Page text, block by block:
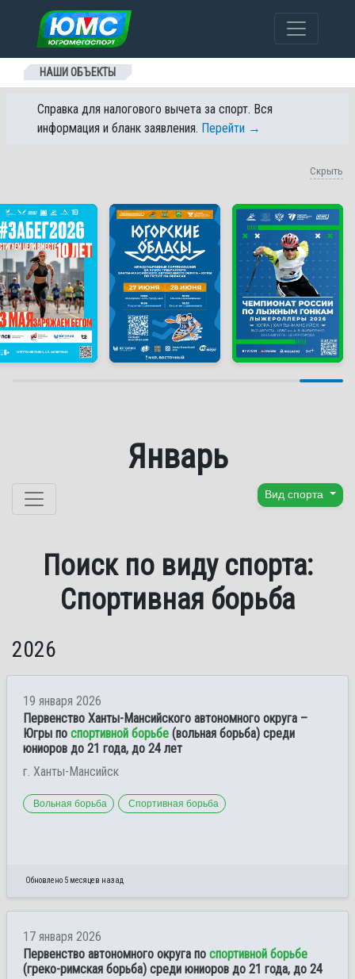
Перейти к содержанию
НАШИ ОБЪЕКТЫ
Справка для налогового вычета за спорт. Вся
информация и бланк заявления. Перейти →
Скрыть
Январь
Перейти к содержанию Вид спорта
Поиск по виду спорта:
Спортивная борьба
2026
19 января 2026
Первенство Ханты-Мансийского автономного округа –
Югры по спортивной борьбе (вольная борьба) среди
юниоров до 21 года, до 24 лет
г. Ханты-Мансийск
Вольная борьба Спортивная борьба
Обновлено 5 месяцев назад
17 января 2026
Первенство автономного округа по спортивной борьбе
(греко-римская борьба) среди юниоров до 21 года, до 24